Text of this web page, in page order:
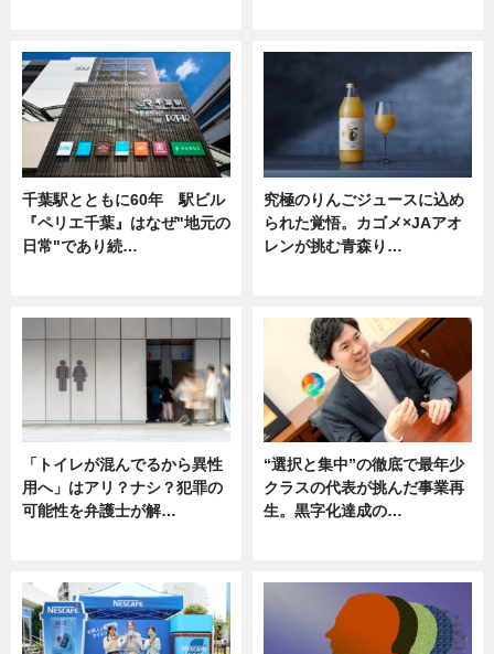
千葉駅とともに60年 駅ビル
『ペリエ千葉』はなぜ"地元の
日常"であり続…
究極のりんごジュースに込め
られた覚悟。カゴメ×JAアオ
レンが挑む青森り…
「トイレが混んでるから異性
用へ」はアリ？ナシ？犯罪の
可能性を弁護士が解…
“選択と集中”の徹底で最年少
クラスの代表が挑んだ事業再
生。黒字化達成の…